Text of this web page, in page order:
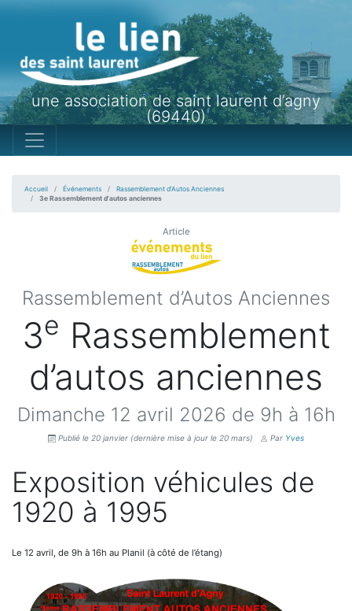
une association de saint laurent d’agny
(69440)
Accueil Événements
Rassemblement d’Autos Anciennes
3e Rassemblement d’autos anciennes
Article
Rassemblement d’Autos Anciennes
3e Rassemblement
d’autos anciennes
Dimanche 12 avril 2026 de 9h à 16h
Publié le 20 janvier (dernière mise à jour le 20 mars) Par Yves
Exposition véhicules de
1920 à 1995
Le 12 avril, de 9h à 16h au Planil (à côté de l’étang)